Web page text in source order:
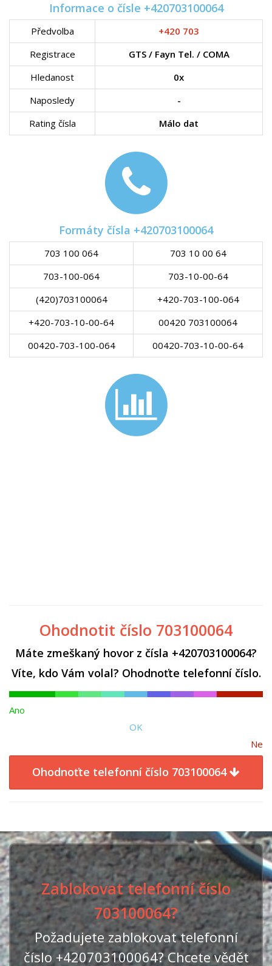
Informace o čísle +420703100064
Předvolba
+420 703
Registrace
GTS / Fayn Tel. / COMA
Hledanost
0x
Naposledy
-
Rating čísla
Málo dat
Formáty čísla +420703100064
703 100 064
703 10 00 64
703-100-064
703-10-00-64
(420)703100064
+420-703-100-064
+420-703-10-00-64
00420 703100064
00420-703-100-064
00420-703-10-00-64
Ohodnotit číslo 703100064
Máte zmeškaný hovor z čísla +420703100064?
Víte, kdo Vám volal? Ohodnoťte telefonní číslo.
Ano
OK
Ne
Ohodnoťte telefonní číslo 703100064
Zablokovat telefonní číslo
703100064?
Požadujete zablokovat telefonní
číslo +420703100064? Chcete vědět